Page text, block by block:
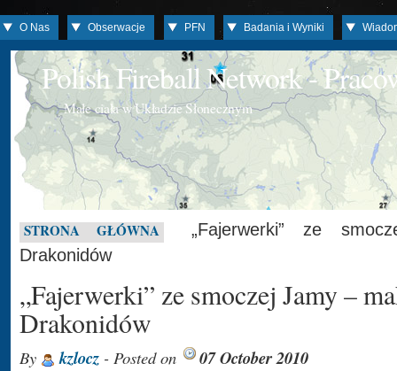
O Nas Obserwacje PFN Badania i Wyniki
Polish Fireball Network -
Małe ciała w Układzie Słonecznym
STRONA GŁÓWNA
„Fajerwerki” ze
Drakonidów
„Fajerwerki” ze smoczej Jamy –
Drakonidów
By kzlocz - Posted on 07 October 2010